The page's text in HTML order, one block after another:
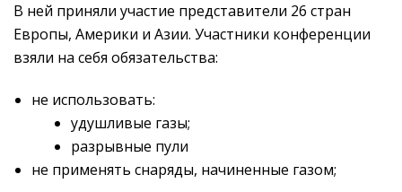
В ней приняли участие представители 26 стран
Европы, Америки и Азии. Участники конференции
взяли на себя обязательства:
не использовать:
удушливые газы;
разрывные пули
не применять снаряды, начиненные газом;